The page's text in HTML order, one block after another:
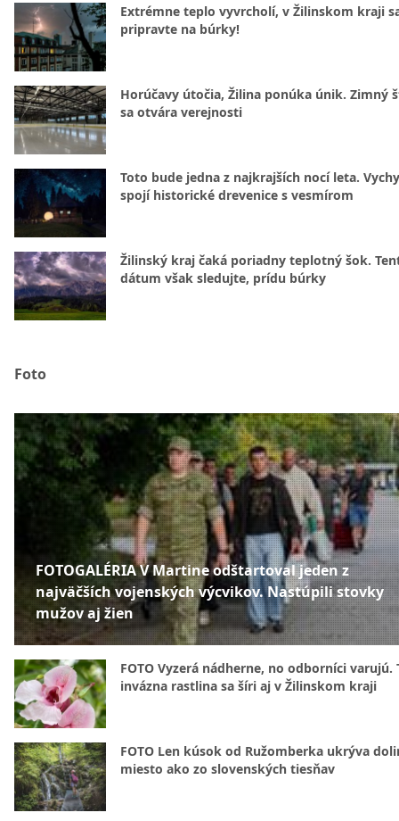
Extrémne teplo vyvrcholí, v Žilinskom kraji
pripravte na búrky!
Horúčavy útočia, Žilina ponúka únik. Zimný
sa otvára verejnosti
Toto bude jedna z najkrajších nocí leta.
spojí historické drevenice s vesmírom
Žilinský kraj čaká poriadny teplotný šok.
dátum však sledujte, prídu búrky
Foto
FOTOGALÉRIA V Martine odštartoval jeden z
najväčších vojenských výcvikov. Nastúpili stovky
mužov aj žien
FOTO Vyzerá nádherne, no odborníci varujú.
invázna rastlina sa šíri aj v Žilinskom kraji
FOTO Len kúsok od Ružomberka ukrýva
miesto ako zo slovenských tiesňav